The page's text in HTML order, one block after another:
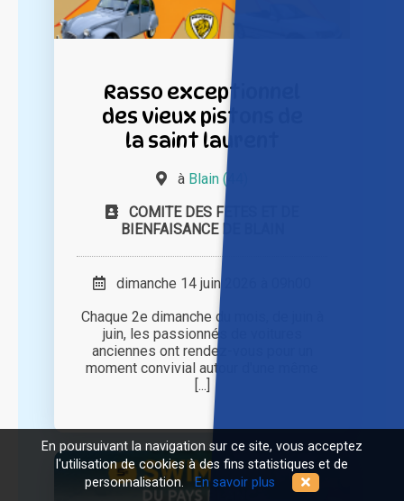
Rasso exceptionnel
des vieux pistons de
la saint laurent
à Blain (44)
COMITE DES FETES ET DE
BIENFAISANCE DE BLAIN
dimanche 14 juin 2026 à 09h00
Chaque 2e dimanche du mois, de juin à
juin, les passionnés de voitures
anciennes ont rendez-vous pour un
moment convivial autour d'une même
[...]
En poursuivant la navigation sur ce site, vous acceptez
l'utilisation de cookies à des fins statistiques et de
personnalisation. En savoir plus